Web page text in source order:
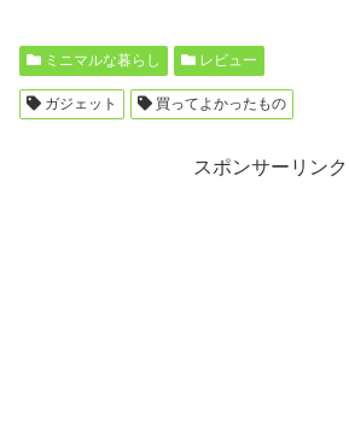
ミニマルな暮らし レビュー
ガジェット 買ってよかったもの
スポンサーリンク